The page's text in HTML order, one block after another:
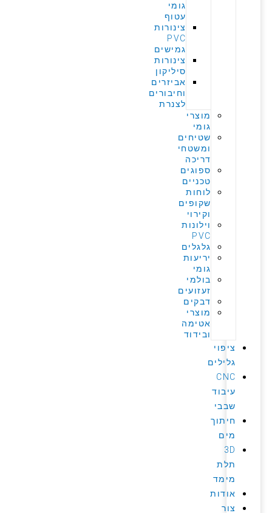
גומי
עטוף
צינורות
PVC
גמישים
צינורות
סיליקון
אביזרים
וחיבורים
לצנרת
מוצרי
גומי
שטיחים
ומשטחי
דריכה
ספוגים
טכניים
לוחות
שקופים
וקירוי
וילונות
PVC
גלגלים
יריעות
גומי
בולמי
זעזועים
דבקים
מוצרי
אטימה
ובידוד
ציפוי
גלילים
CNC
עיבוד
שבבי
חיתוך
מים
3D
תלת
מימד
אודות
צור